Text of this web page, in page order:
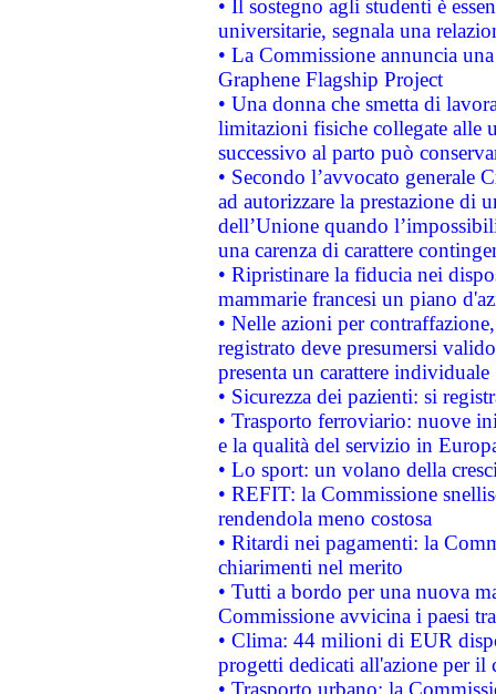
• Il sostegno agli studenti è
universitarie, segnala una
• La Commissione annuncia
Graphene Flagship Project
• Una donna che smetta di
limitazioni fisiche collegate alle
successivo al parto può
• Secondo l’avvocato
ad autorizzare la prestazione di
dell’Unione quando
una carenza di carattere
• Ripristinare la fiducia nei
mammarie francesi un piano
• Nelle azioni per
registrato deve presumersi
presenta un carattere individuale
• Sicurezza dei pazienti: si
• Trasporto ferroviario: nuove
e la qualità del servizio in
• Lo sport: un volano della
• REFIT: la Commissione
rendendola meno costosa
• Ritardi nei pagamenti: la
chiarimenti nel merito
• Tutti a bordo per una nuova
Commissione avvicina i paesi
• Clima: 44 milioni di EUR
progetti dedicati all'azione per il
• Trasporto urbano: la